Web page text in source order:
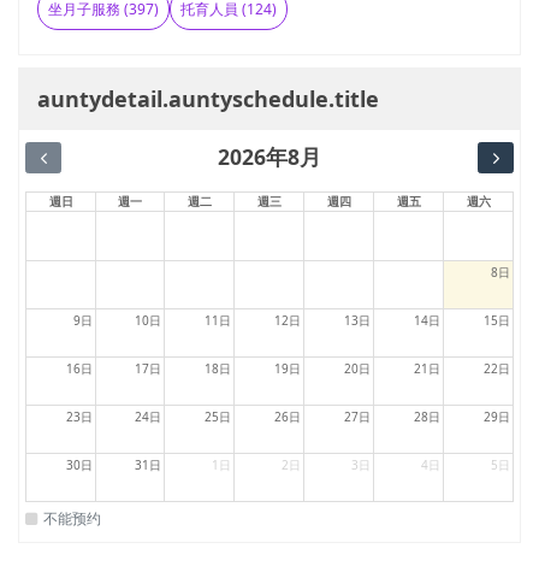
坐月子服務 (397) 托育人員 (124)
auntydetail.auntyschedule.title
2026年8月
週日 週一 週二 週三 週四 週五 週六
8日
9日 10日 11日 12日 13日 14日 15日
16日 17日 18日 19日 20日 21日 22日
23日 24日 25日 26日 27日 28日 29日
30日 31日 1日 2日 3日 4日 5日
不能预约